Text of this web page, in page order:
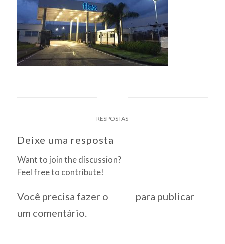
RESPOSTAS
Deixe uma resposta
Want to join the discussion?
Feel free to contribute!
Você precisa fazer o
para publicar
um comentário.